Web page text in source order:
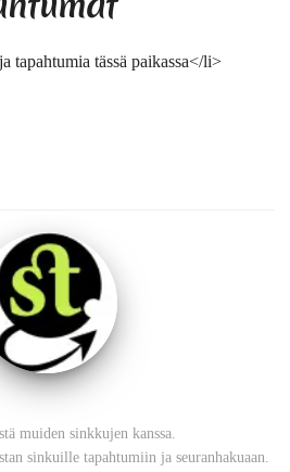
tapahtumia tässä paikassa</li>
muiden sinkkujen kanssa.
sinkuille tapahtumiin ja seuranhakuaan.